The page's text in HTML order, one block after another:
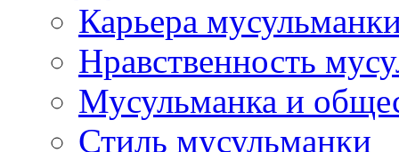
Карьера
Нравственность
Мусульманка и
Стиль мусульманки